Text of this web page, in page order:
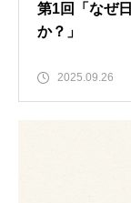
第1回「なぜ
か？」
2025.09.26